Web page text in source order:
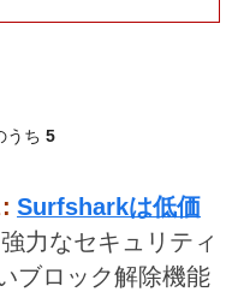
うち 5
Surfsharkは低価
力なセキュリティ
ブロック解除機能